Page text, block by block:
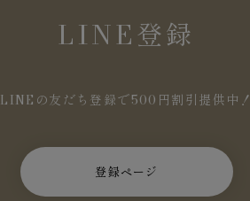
LINE登録
LINEの友だち登録で500円割引提供中！
登録ページ